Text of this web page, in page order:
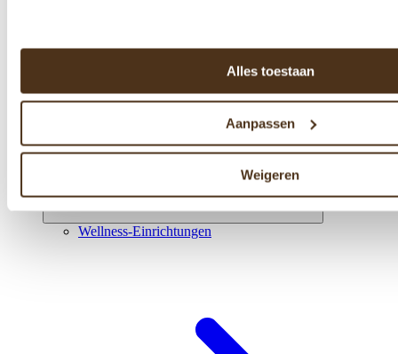
Alles toestaan
Aanpassen
Weigeren
Wellness-Einrichtungen